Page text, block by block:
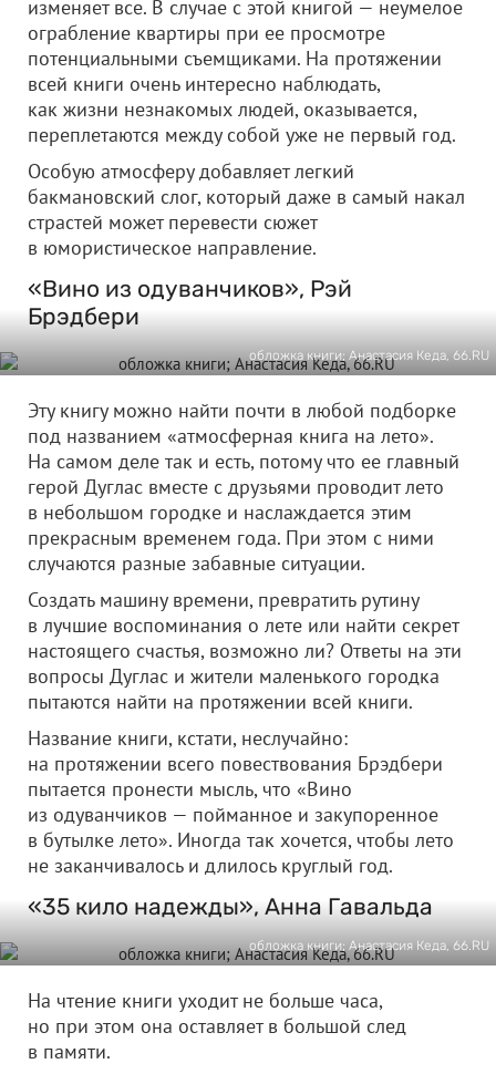
изменяет все. В случае с этой книгой — неумелое
ограбление квартиры при ее просмотре
потенциальными съемщиками. На протяжении
всей книги очень интересно наблюдать,
как жизни незнакомых людей, оказывается,
переплетаются между собой уже не первый год.
Особую атмосферу добавляет легкий
бакмановский слог, который даже в самый накал
страстей может перевести сюжет
в юмористическое направление.
«Вино из одуванчиков», Рэй
Брэдбери
обложка книги; Анастасия Кеда, 66.RU
Эту книгу можно найти почти в любой подборке
под названием «атмосферная книга на лето».
На самом деле так и есть, потому что ее главный
герой Дуглас вместе с друзьями проводит лето
в небольшом городке и наслаждается этим
прекрасным временем года. При этом с ними
случаются разные забавные ситуации.
Создать машину времени, превратить рутину
в лучшие воспоминания о лете или найти секрет
настоящего счастья, возможно ли? Ответы на эти
вопросы Дуглас и жители маленького городка
пытаются найти на протяжении всей книги.
Название книги, кстати, неслучайно:
на протяжении всего повествования Брэдбери
пытается пронести мысль, что «Вино
из одуванчиков — пойманное и закупоренное
в бутылке лето». Иногда так хочется, чтобы лето
не заканчивалось и длилось круглый год.
«35 кило надежды», Анна Гавальда
обложка книги; Анастасия Кеда, 66.RU
На чтение книги уходит не больше часа,
но при этом она оставляет в большой след
в памяти.